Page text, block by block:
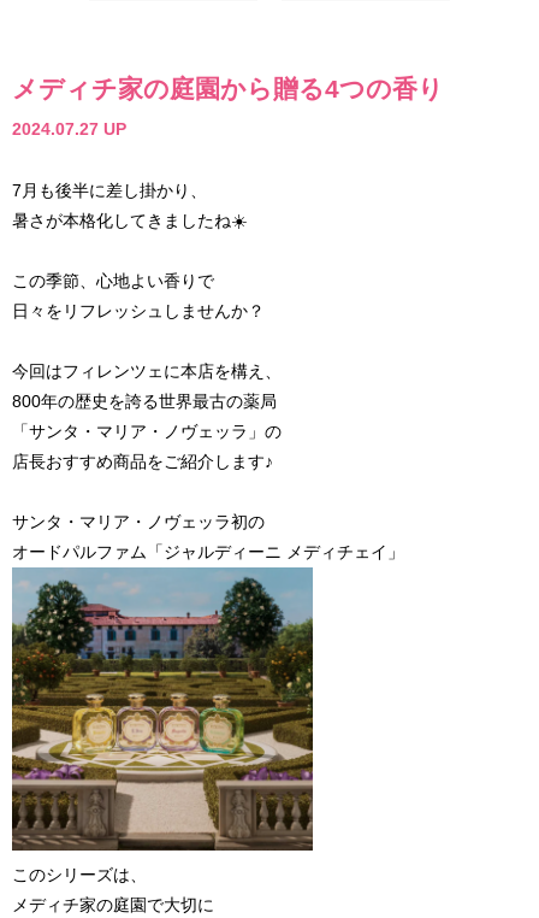
メディチ家の庭園から贈る4つの香り
2024.07.27 UP
7月も後半に差し掛かり、
暑さが本格化してきましたね☀️
この季節、心地よい香りで
日々をリフレッシュしませんか？
今回はフィレンツェに本店を構え、
800年の歴史を誇る世界最古の薬局
「サンタ・マリア・ノヴェッラ」の
店長おすすめ商品をご紹介します♪
サンタ・マリア・ノヴェッラ初の
オードパルファム「ジャルディーニ メディチェイ」
このシリーズは、
メディチ家の庭園で大切に